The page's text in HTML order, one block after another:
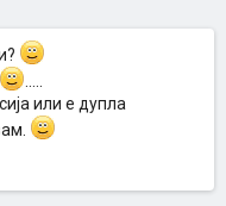
или е дупла